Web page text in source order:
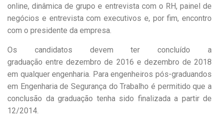
online, dinâmica de grupo e entrevista com o RH, painel de
negócios e entrevista com executivos e, por fim, encontro
com o presidente da empresa.
Os candidatos devem ter concluído a
graduação entre dezembro de 2016 e dezembro de 2018
em qualquer engenharia. Para engenheiros pós-graduandos
em Engenharia de Segurança do Trabalho é permitido que a
conclusão da graduação tenha sido finalizada a partir de
12/2014.